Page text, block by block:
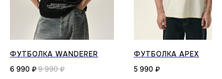
ФУТБОЛКА WANDERER
6 990 ₽9 990 ₽
ФУТБОЛКА APEX
5 990 ₽